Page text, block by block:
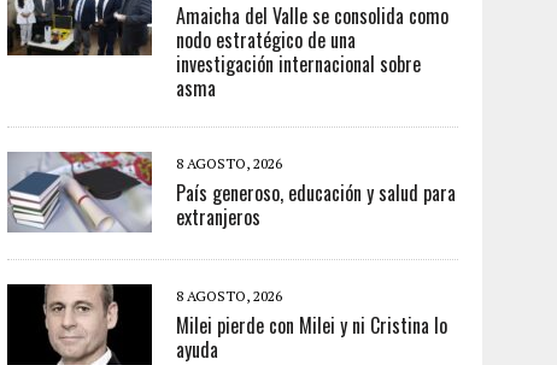
Amaicha del Valle se consolida como
nodo estratégico de una
investigación internacional sobre
asma
8 AGOSTO, 2026
País generoso, educación y salud para
extranjeros
8 AGOSTO, 2026
Milei pierde con Milei y ni Cristina lo
ayuda